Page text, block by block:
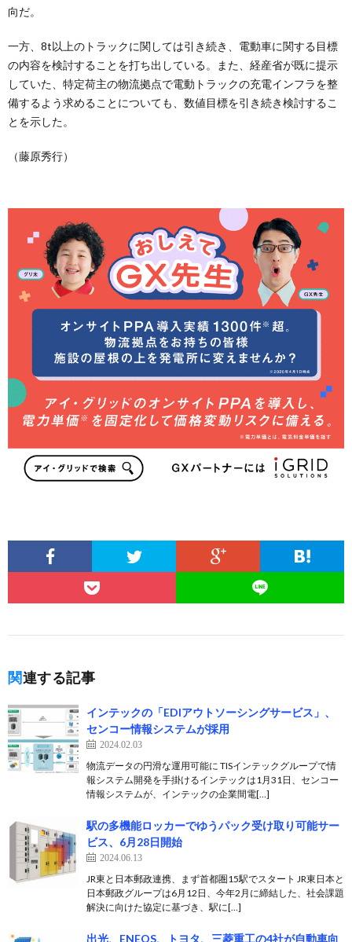
向だ。
一方、8t以上のトラックに関しては引き続き、電動車に関する目標
の内容を検討することを打ち出している。また、経産省が既に提示
していた、特定荷主の物流拠点で電動トラックの充電インフラを整
備するよう求めることについても、数値目標を引き続き検討するこ
とを示した。
（藤原秀行）
関連する記事
インテックの「EDIアウトソーシングサービス」、
センコー情報システムが採用
2024.02.03
物流データの円滑な運用可能に TISインテックグループで情
報システム開発を手掛けるインテックは1月31日、センコー
情報システムが、インテックの企業間電[…]
駅の多機能ロッカーでゆうパック受け取り可能サー
ビス、6月28日開始
2024.06.13
JR東と日本郵政連携、まず首都圏15駅でスタート JR東日本と
日本郵政グループは6月12日、今年2月に締結した、社会課題
解決に向けた協定に基づき、駅に[…]
出光、ENEOS、トヨタ、三菱重工の4社が自動車向